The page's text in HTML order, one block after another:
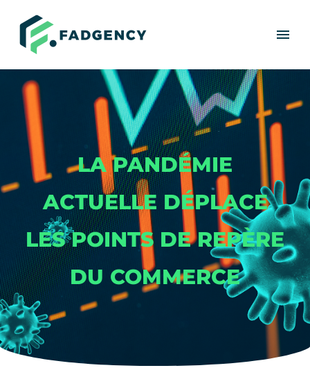
LA PANDÉMIE
ACTUELLE DÉPLACE
LES POINTS DE REPÈRE
DU COMMERCE